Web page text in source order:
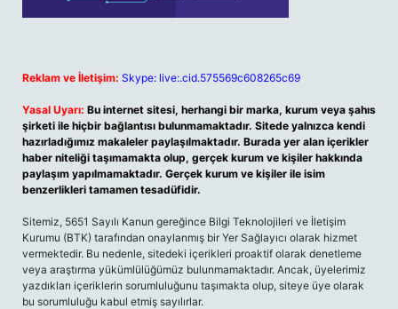
Reklam ve İletişim: Skype: live:.cid.575569c608265c69
Yasal Uyarı: Bu internet sitesi, herhangi bir marka, kurum veya şahıs
şirketi ile hiçbir bağlantısı bulunmamaktadır. Sitede yalnızca kendi
hazırladığımız makaleler paylaşılmaktadır. Burada yer alan içerikler
haber niteliği taşımamakta olup, gerçek kurum ve kişiler hakkında
paylaşım yapılmamaktadır. Gerçek kurum ve kişiler ile isim
benzerlikleri tamamen tesadüfidir.
Sitemiz, 5651 Sayılı Kanun gereğince Bilgi Teknolojileri ve İletişim
Kurumu (BTK) tarafından onaylanmış bir Yer Sağlayıcı olarak hizmet
vermektedir. Bu nedenle, sitedeki içerikleri proaktif olarak denetleme
veya araştırma yükümlülüğümüz bulunmamaktadır. Ancak, üyelerimiz
yazdıkları içeriklerin sorumluluğunu taşımakta olup, siteye üye olarak
bu sorumluluğu kabul etmiş sayılırlar.